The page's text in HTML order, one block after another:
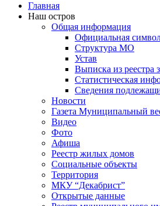
Главная
Наш остров
Общая информация
Официальная
Структура МО
Устав
Выписка из
Статистическая
Сведения
Новости
Газета Муниципальный
Видео
Фото
Афиша
Реестр жилых домов
Социальные объекты
Территория
МКУ “Декабрист”
Открытые данные